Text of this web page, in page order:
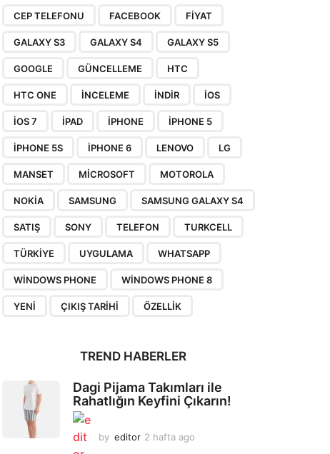
CEP TELEFONU FACEBOOK FIYAT
GALAXY S3 GALAXY S4 GALAXY S5
GOOGLE GÜNCELLEME HTC
HTC ONE INCELEME INDIR IOS
IOS 7 IPAD IPHONE IPHONE 5
IPHONE 5S IPHONE 6 LENOVO LG
MANSET MICROSOFT MOTOROLA
NOKIA SAMSUNG SAMSUNG GALAXY S4
SATIŞ SONY TELEFON TURKCELL
TÜRKIYE UYGULAMA WHATSAPP
WINDOWS PHONE WINDOWS PHONE 8
YENI ÇIKIŞ TARIHI ÖZELLIK
TREND HABERLER
Dagi Pijama Takımları ile
Rahatlığın Keyfini Çıkarın!
by editor 2 hafta ago